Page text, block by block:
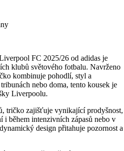
FC 2025/26 od adidas je
klubů světového fotbalu. Navrženo
kombinuje pohodlí, styl a
nebo doma, tento kousek je
Liverpoolu.
tričko zajišťuje vynikající prodyšnost,
i během intenzivních zápasů nebo v
design přitahuje pozornost a